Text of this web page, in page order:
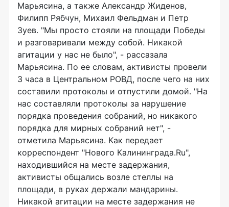
Марьясина, а также Александр Жиденов,
Филипп Рябчун, Михаил Фельдман и Петр
Зуев. "Мы просто стояли на площади Победы
и разговаривали между собой. Никакой
агитации у нас не было", - рассазала
Марьясина. По ее словам, активисты провели
3 часа в Центральном РОВД, после чего на них
составили протоколы и отпустили домой. "На
нас составляли протоколы за нарушение
порядка проведения собраний, но никакого
порядка для мирных собраний нет", -
отметила Марьясина. Как передает
корреспондент "Нового Калининграда.Ru",
находившийся на месте задержания,
активисты общались возле стеллы на
площади, в руках держали мандарины.
Никакой агитации на месте задержания не